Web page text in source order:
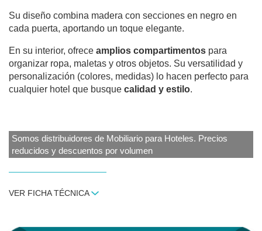
Su diseño combina madera con secciones en negro en
cada puerta, aportando un toque elegante.
En su interior, ofrece amplios compartimentos para
organizar ropa, maletas y otros objetos. Su versatilidad y
personalización (colores, medidas) lo hacen perfecto para
cualquier hotel que busque calidad y estilo.
Somos distribuidores de Mobiliario para Hoteles. Precios
reducidos y descuentos por volumen
VER FICHA TÉCNICA